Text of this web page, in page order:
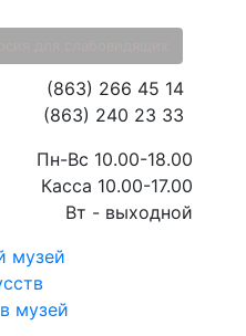
музей
музей
(863) 266 45 14
(863) 240 23 33
Пн-Вс 10.00-18.00
Касса 10.00-17.00
Вт - выходной